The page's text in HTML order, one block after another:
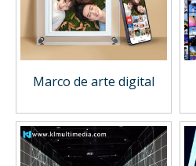
Marco de arte digital